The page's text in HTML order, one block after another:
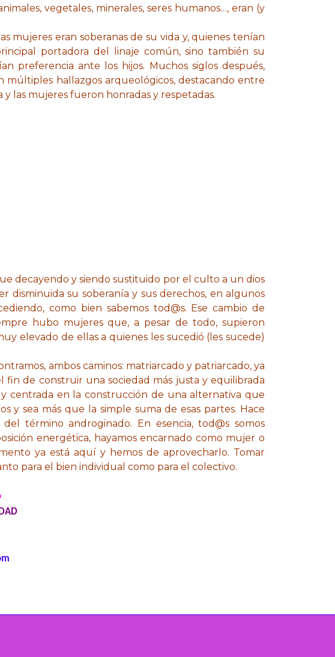
vegetales, minerales, seres humanos…, eran (y
mujeres eran soberanas de su vida y, quienes tenían
portadora del linaje común, sino también su
preferencia ante los hijos. Muchos siglos después,
múltiples hallazgos arqueológicos, destacando entre
las mujeres fueron honradas y respetadas.
decayendo y siendo sustituido por el culto a un dios
disminuida su soberanía y sus derechos, en algunos
como bien sabemos tod@s. Ese cambio de
hubo mujeres que, a pesar de todo, supieron
elevado de ellas a quienes les sucedió (les sucede)
ambos caminos: matriarcado y patriarcado, ya
fin de construir una sociedad más justa y equilibrada
centrada en la construcción de una alternativa que
sea más que la simple suma de esas partes. Hace
término androginado. En esencia, tod@s somos
energética, hayamos encarnado como mujer o
ya está aquí y hemos de aprovecharlo. Tomar
para el bien individual como para el colectivo.